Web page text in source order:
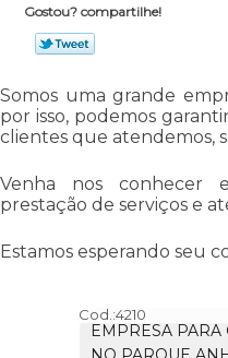
Gostou? compartilhe!
Somos uma grande
por isso, podemos
clientes que atendemos,
Venha nos conhecer
prestação de serviços e
Estamos esperando seu
Cod.:4210
EMPRESA PARA